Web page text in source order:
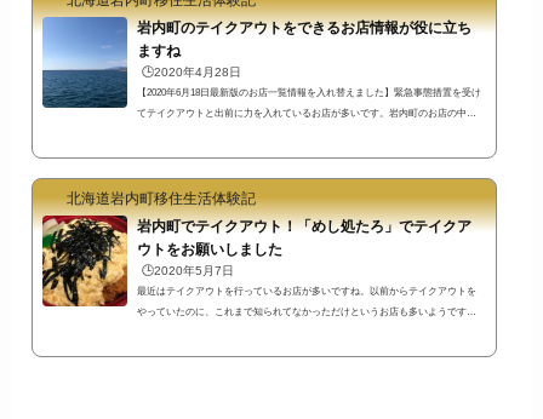
岩内町のテイクアウトをできるお店情報が役に立ち
ますね
🕒️2020年4月28日
【2020年6月18日最新版のお店一覧情報を入れ替えました】緊急事態措置を受け
てテイクアウトと出前に力を入れているお店が多いです。岩内町のお店の中に
休明けからは本格的に活用できますね。岩内町でテイクアウトできるお店の一
覧↓いわないあきんど市のfacebookページから岩内町でテイクアウトできるお店
の...
北海道岩内町移住生活体験記
岩内町でテイクアウト！「めし処たろ」でテイクア
ウトをお願いしました
🕒️2020年5月7日
最近はテイクアウトを行っているお店が多いですね。以前からテイクアウトを
やっていたのに、これまで知られてなかっただけというお店も多いようです